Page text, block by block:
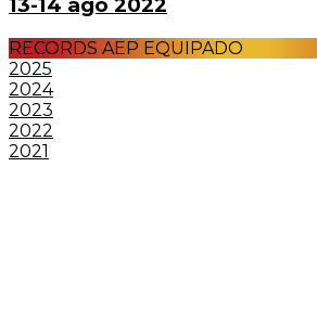
RECORDS AEP EQUIPADO
2025
2024
2023
2022
2021